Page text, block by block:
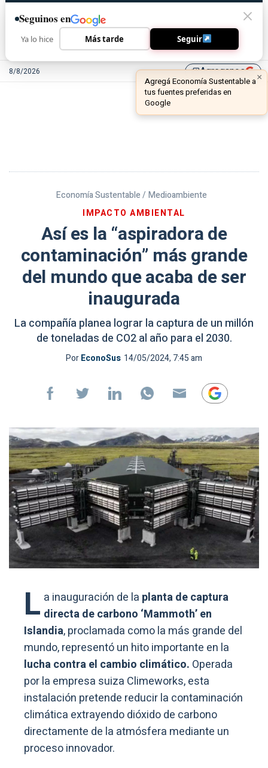
8/8/2026 library_addAgreganos
Economía Sustentable / Medioambiente
IMPACTO AMBIENTAL
Así es la “aspiradora de
contaminación” más grande
del mundo que acaba de ser
inaugurada
La compañía planea lograr la captura de un millón
de toneladas de CO2 al año para el 2030.
PorEconoSus 14/05/2024, 7:45 am
L a inauguración de la planta de captura
directa de carbono ‘Mammoth’ en
Islandia, proclamada como la más grande del
mundo, representó un hito importante en la
lucha contra el cambio climático. Operada
por la empresa suiza Climeworks, esta
instalación pretende reducir la contaminación
climática extrayendo dióxido de carbono
directamente de la atmósfera mediante un
proceso innovador.
Seguinos en
Ya lo hice Más tarde Seguir